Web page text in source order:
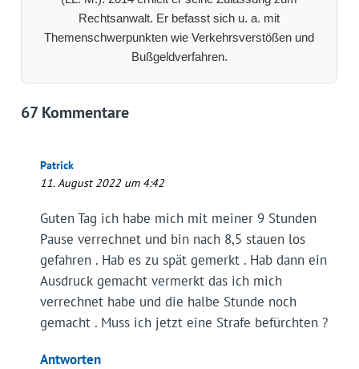
Rechtsanwalt. Er befasst sich u. a. mit
Themenschwerpunkten wie Verkehrsverstößen und
Bußgeldverfahren.
67 Kommentare
Patrick
11. August 2022 um 4:42
Guten Tag ich habe mich mit meiner 9 Stunden
Pause verrechnet und bin nach 8,5 stauen los
gefahren . Hab es zu spät gemerkt . Hab dann ein
Ausdruck gemacht vermerkt das ich mich
verrechnet habe und die halbe Stunde noch
gemacht . Muss ich jetzt eine Strafe befürchten ?
Antworten